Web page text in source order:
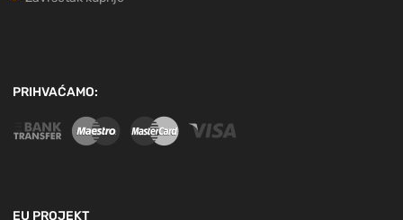
PRIHVAĆAMO:
EU PROJEKT